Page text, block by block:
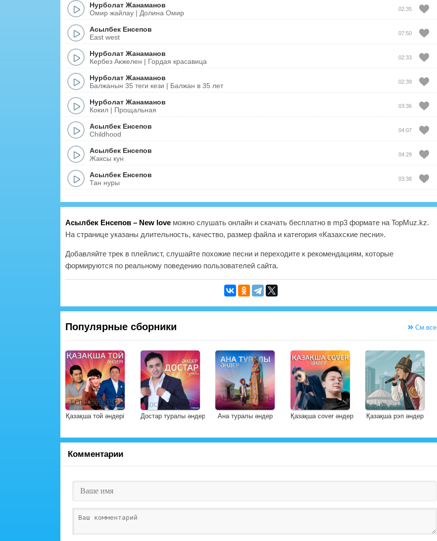
Нурболат Жанаманов
Омир жайлау | Долина Омир
02:35
Асылбек Енсепов
East west
07:50
Нурболат Жанаманов
Кербез Акжелен | Гордая красавица
02:33
Нурболат Жанаманов
Балжанын 35 теги кези | Балжан в 35 лет
02:39
Нурболат Жанаманов
Кокил | Прощальная
03:36
Асылбек Енсепов
Childhood
04:07
Асылбек Енсепов
Жаксы кун
04:29
Асылбек Енсепов
Тан нуры
03:38
Асылбек Енсепов – New love можно слушать онлайн и скачать бесплатно в mp3 формате на TopMuz.kz.
На странице указаны длительность, качество, размер файла и категория «Казахские песни».
Добавляйте трек в плейлист, слушайте похожие песни и переходите к рекомендациям, которые
формируются по реальному поведению пользователей сайта.
Популярные сборники См.все
Қазақша той әндері Достар туралы әндер Ана туралы әндер Қазақша cover әндер Қазақша рэп әндер
Комментарии